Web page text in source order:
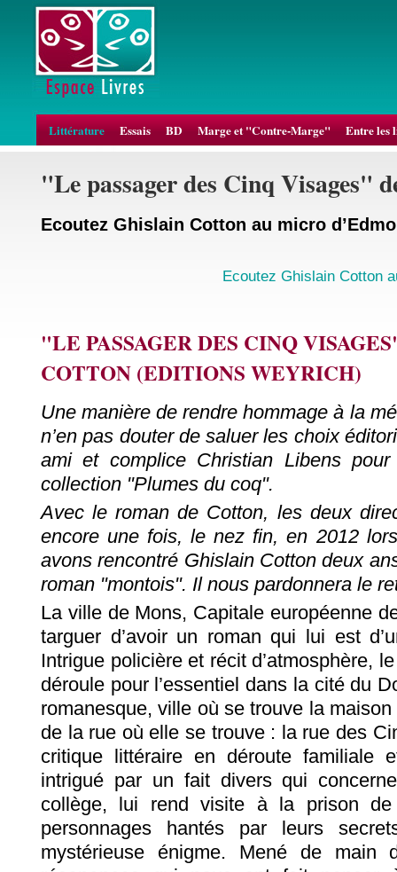
Littérature Essais BD Marge et "Contre-Marge" Entre les
"Le passager des Cinq Visages"
Ecoutez Ghislain Cotton au micro
Ecoutez Ghislain Cotton
"LE PASSAGER DES CINQ
COTTON (EDITIONS WEYRICH)
Une manière de rendre hommage à la
n’en pas douter de saluer les choix
ami et complice Christian Libens
collection "Plumes du coq".
Avec le roman de Cotton, les deux
encore une fois, le nez fin, en 2012
avons rencontré Ghislain Cotton deux
roman "montois". Il nous pardonnera le
La ville de Mons, Capitale européenne
targuer d’avoir un roman qui lui est
Intrigue policière et récit d’atmosphère,
déroule pour l’essentiel dans la cité du
romanesque, ville où se trouve la
de la rue où elle se trouve : la rue des
critique littéraire en déroute familiale
intrigué par un fait divers qui
collège, lui rend visite à la prison
personnages hantés par leurs
mystérieuse énigme. Mené de